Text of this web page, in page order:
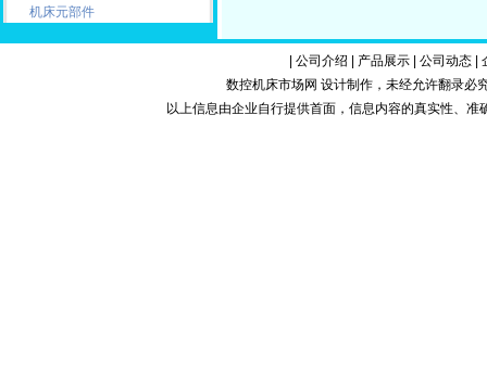
机床元部件
公司介绍 产品展示| 公司动态|
数控机床市场网 设计制作，未经允许翻录必
以上信息由企业自行提供首面，信息内容的真实性、